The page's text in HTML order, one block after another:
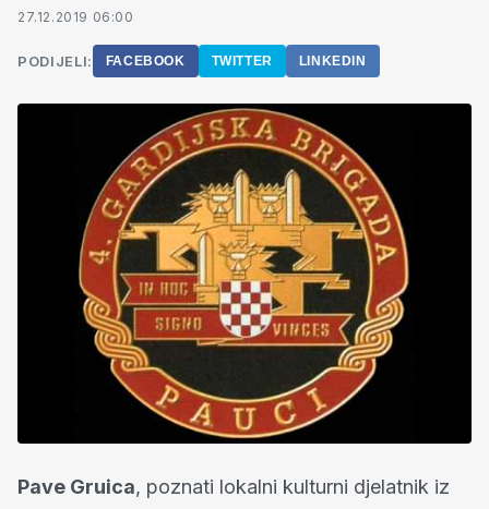
27.12.2019 06:00
PODIJELI: FACEBOOK TWITTER LINKEDIN
Pave Gruica, poznati lokalni kulturni djelatnik iz